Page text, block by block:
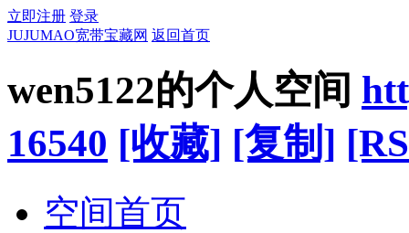
立即注册 登录
JUJUMAO宽带宝藏网 返回首页
wen5122的个人空间
16540 [收藏] [复制]
空间首页